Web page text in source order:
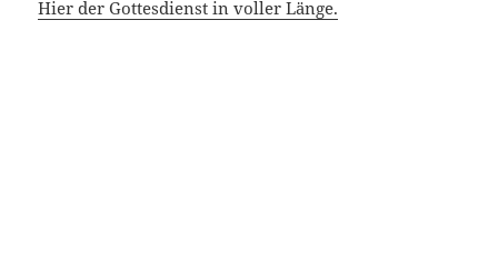
Hier der Gottesdienst in voller Länge.